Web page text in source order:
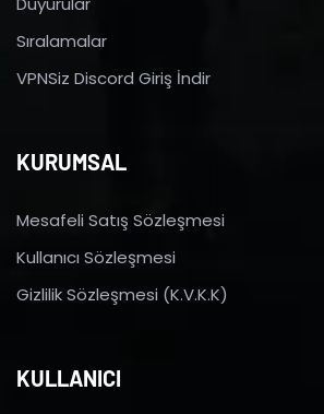
Sıralamalar
VPNSiz Discord Giriş İndir
KURUMSAL
Mesafeli Satış Sözleşmesi
Kullanıcı Sözleşmesi
Gizlilik Sözleşmesi (K.V.K.K)
KULLANICI